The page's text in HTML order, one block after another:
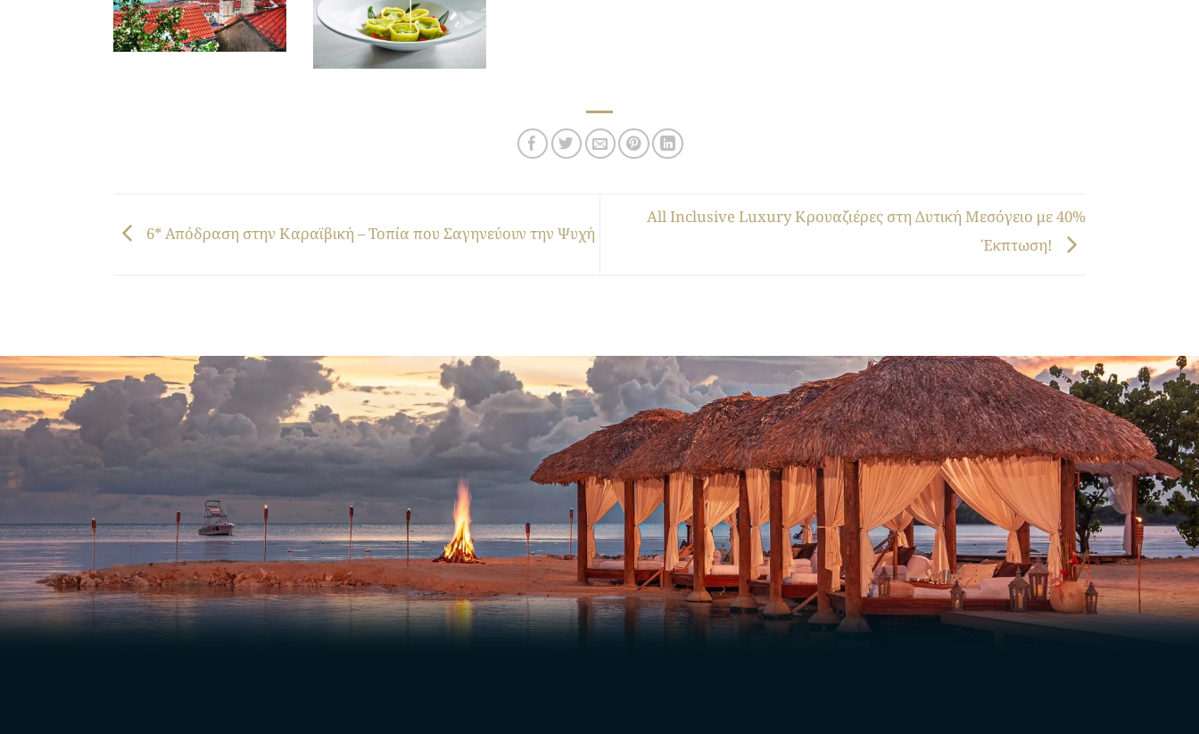
6* Απόδραση στην Καραϊβική – Τοπία που Σαγηνεύουν την Ψυχή
All Inclusive Luxury Κρουαζιέρες στη Δυτική Μεσόγειο με 40%
Έκπτωση!